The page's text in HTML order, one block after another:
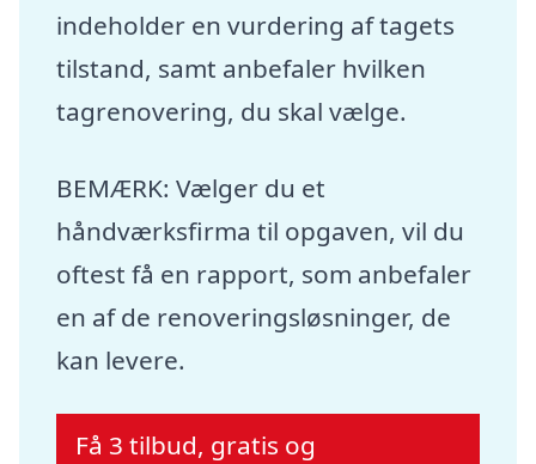
indeholder en vurdering af tagets
tilstand, samt anbefaler hvilken
tagrenovering, du skal vælge.
BEMÆRK: Vælger du et
håndværksfirma til opgaven, vil du
oftest få en rapport, som anbefaler
en af de renoveringsløsninger, de
kan levere.
Få 3 tilbud, gratis og